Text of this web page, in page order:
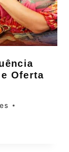
Oferta